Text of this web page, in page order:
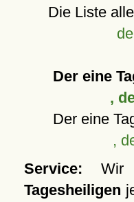
Die Liste
Der eine
,
Der eine
,
Service: Wir
Tagesheiligen